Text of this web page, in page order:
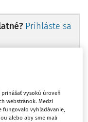
Prihláste sa
len
prinášať vysokú úroveň
webstránok. Medzi
fungovalo vyhľadávanie,
alebo aby sme mali